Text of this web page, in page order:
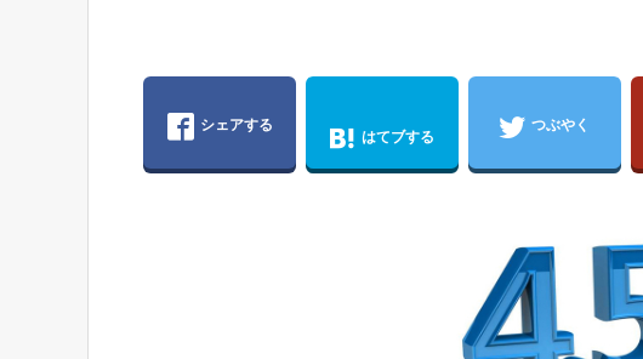
シェアする
はてブする
つぶやく